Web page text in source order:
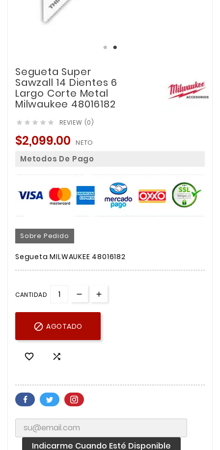
Segueta Super
Sawzall 14 Dientes 6
Largo Corte Metal
Milwaukee 48016182
     REVIEW (0)
$2,099.00 NETO
Metodos De Pago
Sobre Pedido
Segueta MILWAUKEE 48016182
CANTIDAD
 AGOTADO
 
Indicarme Cuando Esté Disponible